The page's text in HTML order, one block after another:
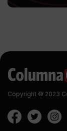
Copyright © 2023